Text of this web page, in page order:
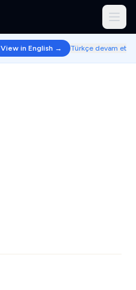
View in English → Türkçe devam et